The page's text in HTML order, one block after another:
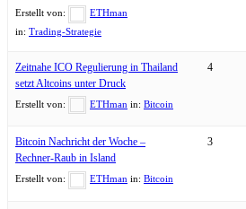
Erstellt von:
ETHman
in: Trading-Strategie
Zeitnahe ICO Regulierung in Thailand
setzt Altcoins unter Druck
Erstellt von: ETHman in: Bitcoin
4
Bitcoin Nachricht der Woche –
Rechner-Raub in Island
Erstellt von: ETHman in: Bitcoin
3